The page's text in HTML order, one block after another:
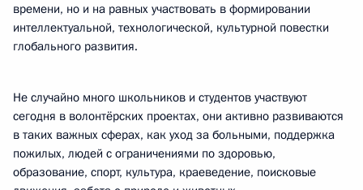
времени, но и на равных участвовать в формировании
интеллектуальной, технологической, культурной повестки
глобального развития.
Не случайно много школьников и студентов участвуют
сегодня в волонтёрских проектах, они активно развиваются
в таких важных сферах, как уход за больными, поддержка
пожилых, людей с ограничениями по здоровью,
образование, спорт, культура, краеведение, поисковые